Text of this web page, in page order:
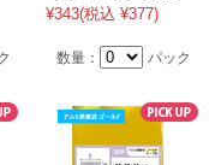
¥343(税込 ¥377)
数量： パック